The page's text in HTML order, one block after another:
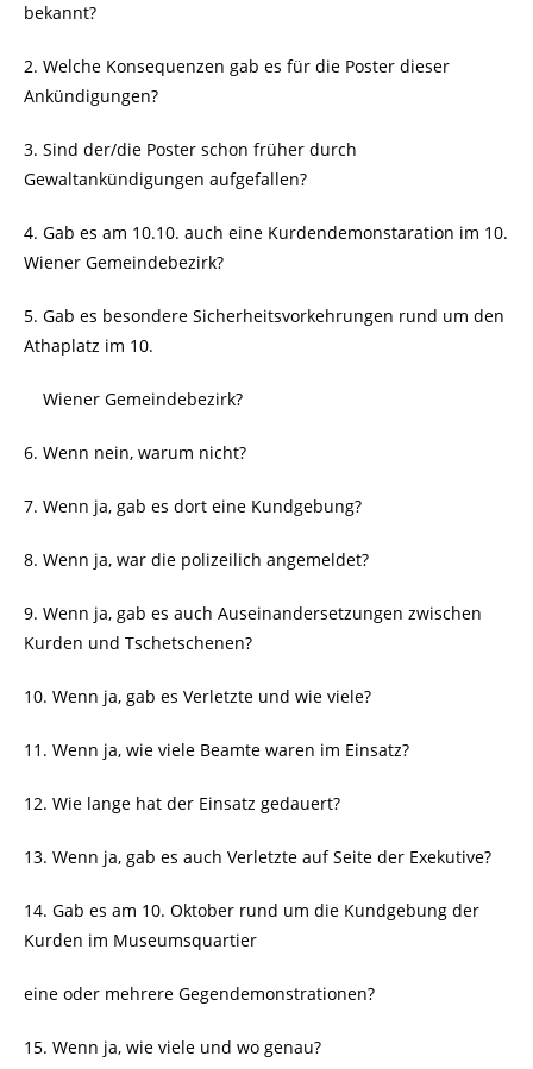
bekannt?
2. Welche Konsequenzen gab es für die Poster dieser
Ankündigungen?
3. Sind der/die Poster schon früher durch
Gewaltankündigungen aufgefallen?
4. Gab es am 10.10. auch eine Kurdendemonstaration im 10.
Wiener Gemeindebezirk?
5. Gab es besondere Sicherheitsvorkehrungen rund um den
Athaplatz im 10.
Wiener Gemeindebezirk?
6. Wenn nein, warum nicht?
7. Wenn ja, gab es dort eine Kundgebung?
8. Wenn ja, war die polizeilich angemeldet?
9. Wenn ja, gab es auch Auseinandersetzungen zwischen
Kurden und Tschetschenen?
10. Wenn ja, gab es Verletzte und wie viele?
11. Wenn ja, wie viele Beamte waren im Einsatz?
12. Wie lange hat der Einsatz gedauert?
13. Wenn ja, gab es auch Verletzte auf Seite der Exekutive?
14. Gab es am 10. Oktober rund um die Kundgebung der
Kurden im Museumsquartier
eine oder mehrere Gegendemonstrationen?
15. Wenn ja, wie viele und wo genau?